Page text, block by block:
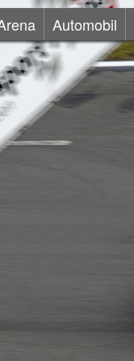
Automobil